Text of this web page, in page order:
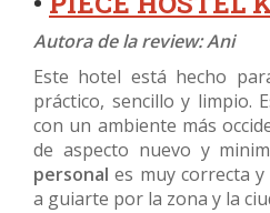
Autora de la review: Ani
Este hotel está hecho
práctico, sencillo y limpio.
con un ambiente más
de aspecto nuevo y
personales muy correcta
a guiarte por la zona y la